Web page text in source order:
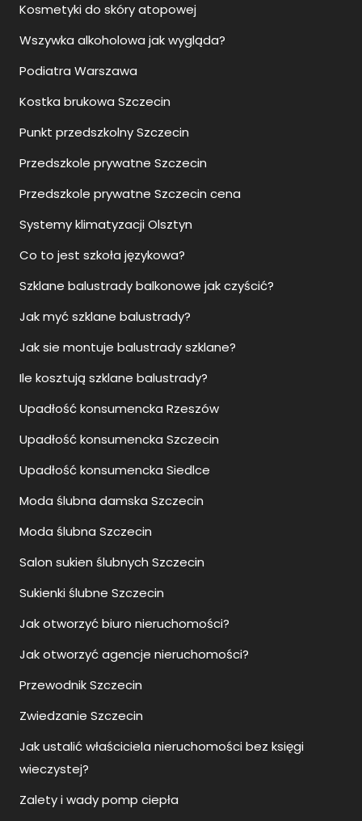
Kosmetyki do skóry atopowej
Wszywka alkoholowa jak wygląda?
Podiatra Warszawa
Kostka brukowa Szczecin
Punkt przedszkolny Szczecin
Przedszkole prywatne Szczecin
Przedszkole prywatne Szczecin cena
Systemy klimatyzacji Olsztyn
Co to jest szkoła językowa?
Szklane balustrady balkonowe jak czyścić?
Jak myć szklane balustrady?
Jak sie montuje balustrady szklane?
Ile kosztują szklane balustrady?
Upadłość konsumencka Rzeszów
Upadłość konsumencka Szczecin
Upadłość konsumencka Siedlce
Moda ślubna damska Szczecin
Moda ślubna Szczecin
Salon sukien ślubnych Szczecin
Sukienki ślubne Szczecin
Jak otworzyć biuro nieruchomości?
Jak otworzyć agencje nieruchomości?
Przewodnik Szczecin
Zwiedzanie Szczecin
Jak ustalić właściciela nieruchomości bez księgi
wieczystej?
Zalety i wady pomp ciepła